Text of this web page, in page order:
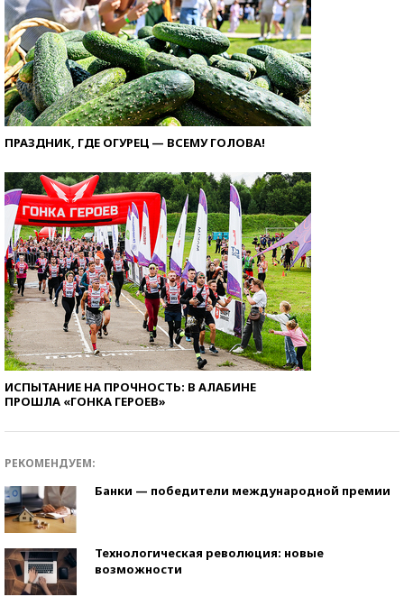
ПРАЗДНИК, ГДЕ ОГУРЕЦ — ВСЕМУ ГОЛОВА!
ИСПЫТАНИЕ НА ПРОЧНОСТЬ: В АЛАБИНЕ
ПРОШЛА «ГОНКА ГЕРОЕВ»
РЕКОМЕНДУЕМ:
Банки — победители международной премии
Технологическая революция: новые
возможности